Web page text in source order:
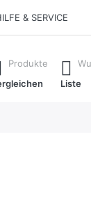
& SERVICE
Produkte
Liste